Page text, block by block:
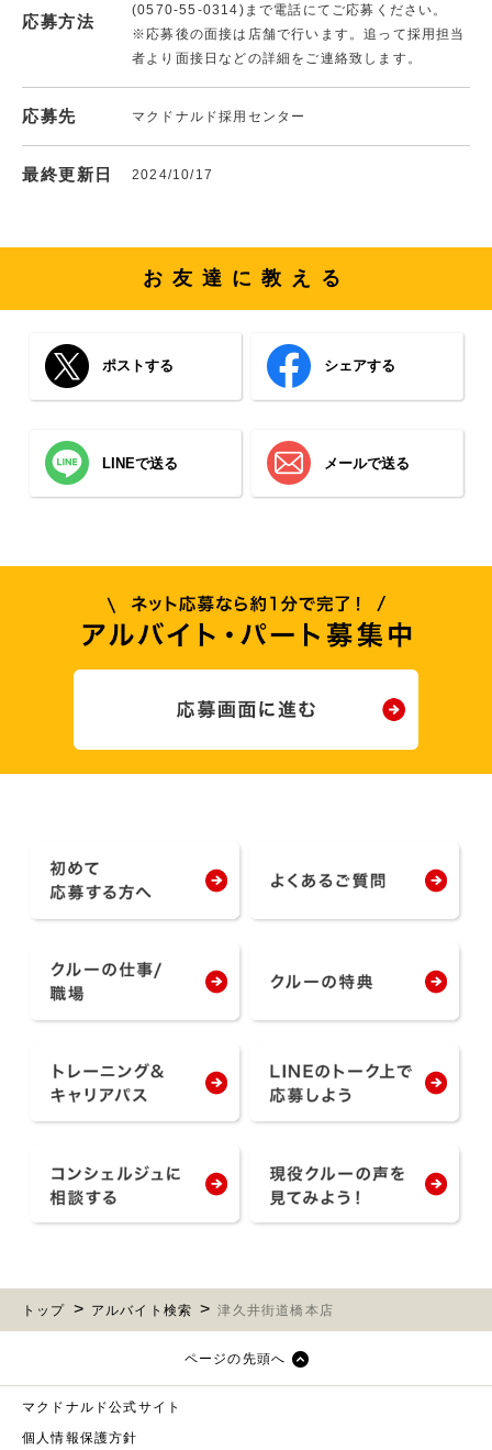
応募方法
(0570-55-0314)まで電話にてご応募ください。
※応募後の面接は店舗で行います。追って採用担当
者より面接日などの詳細をご連絡致します。
応募先 マクドナルド採用センター
最終更新日 2024/10/17
お友達に教える
ポストする シェアする
LINEで送る メールで送る
トップ アルバイト検索 津久井街道橋本店
ページの先頭へ
マクドナルド公式サイト
個人情報保護方針